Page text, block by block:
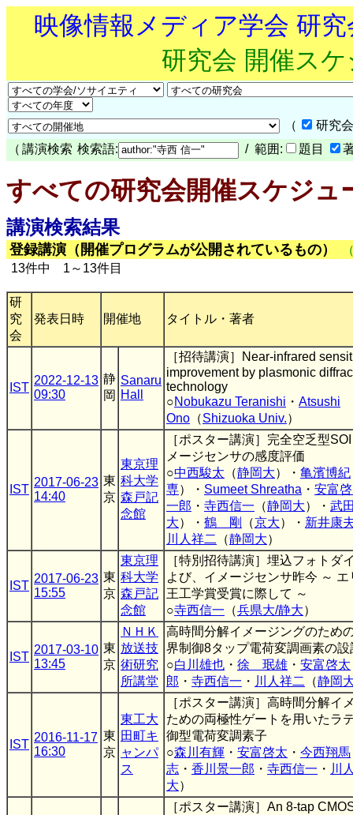
映像情報メディア学会 研
研究会 開催ス
（
研究
（ 講演検索 検索語: / 範囲: 題目
すべての研究会開催スケジュ
講演検索結果
登録講演（開催プログラムが公開されているもの）
13件中 1～13件目
研
究
会
発表日時 開催地 タイトル・著者
IST
2022-12-13
09:30
静
岡
Sanaru
Hall
［招待講演］Near-infrared
improvement by plasmonic
technology
○Nobukazu Teranishi ・ Atsushi
Ono （Shizuoka Univ.）
IST
2017-06-23
14:40
東
京
東京理
科大学
森戸記
念館
［ポスター講演］完全空乏型
メージセンサの感度評価
○中西駿太 （静岡大）・ 亀濱博紀
専）・ Sumeet Shreatha ・ 安富
一郎 ・ 寺西信一 （静岡大）・ 武
大）・ 鶴 剛 （京大）・ 新井康
川人祥二
（静岡大）
IST
2017-06-23
15:55
東
京
東京理
科大学
森戸記
念館
［特別招待講演］埋込フォトダ
よび、イメージセンサ昨今 ～
王工学賞受賞に際して ～
○寺西信一 （兵県大/静大）
IST
2017-03-10
13:45
東
京
ＮＨＫ
放送技
術研究
所講堂
高時間分解イメージングのため
界制御8タップ電荷変調画素の
○白川雄也 ・ 徐 珉雄 ・ 安富啓太
郎 ・ 寺西信一 ・ 川人祥二 （静岡
IST
2016-11-17
16:30
東
京
東工大
田町キ
ャンパ
ス
［ポスター講演］高時間分解イ
ための両極性ゲートを用いたラ
御型電荷変調素子
○森川有輝 ・ 安富啓太 ・ 今西翔馬
志 ・ 香川景一郎 ・ 寺西信一 ・ 川
大）
［ポスター講演］An 8-tap